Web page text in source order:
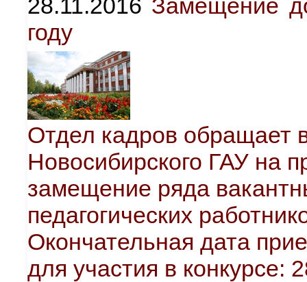
28.11.2016 Замещение
году
Отдел кадров обращает
Новосибирского ГАУ на
замещение ряда
педагогических
Окончательная дата
для участия в конкурсе: